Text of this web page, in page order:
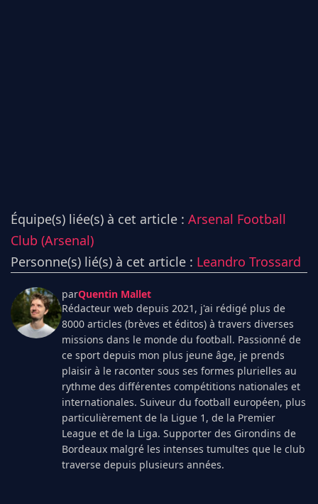
Équipe(s) liée(s) à cet article : Arsenal Football
Club (Arsenal)
Personne(s) lié(s) à cet article : Leandro Trossard
parQuentin Mallet
Rédacteur web depuis 2021, j'ai rédigé plus de
8000 articles (brèves et éditos) à travers diverses
missions dans le monde du football. Passionné de
ce sport depuis mon plus jeune âge, je prends
plaisir à le raconter sous ses formes plurielles au
rythme des différentes compétitions nationales et
internationales. Suiveur du football européen, plus
particulièrement de la Ligue 1, de la Premier
League et de la Liga. Supporter des Girondins de
Bordeaux malgré les intenses tumultes que le club
traverse depuis plusieurs années.